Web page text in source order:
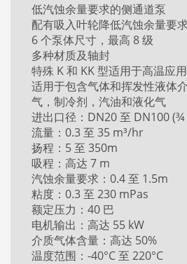
低汽蚀余量要求的侧通道泵
配有吸入叶轮降低汽蚀余量要
6 个泵体尺寸，最高 8 级
多种材质及轴封
特殊 K 和 KK 型适用于高温应用
适用于包含气体和挥发性液体
气，制冷剂，汽油和液化气
进出口径：DN20 至 DN100 (¾
流量：0.3 至 35 m³/hr
扬程：5 至 350m
吸程：高达 7 m
汽蚀余量要求：0.4 至 1.5m
粘度：0.3 至 230 mPas
额定压力：40 巴
电机输出：高达 55 kW
介质气体含量：高达 50%
温度范围：-40°C 至 220°C